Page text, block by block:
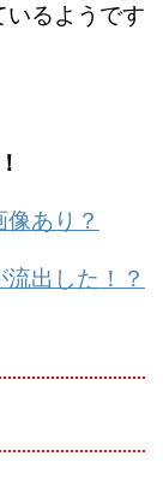
いるようです
あり？
出した！？